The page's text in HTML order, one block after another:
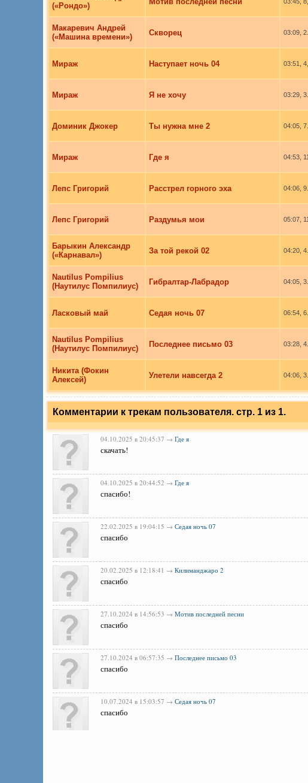
(«Рондо»)
Макаревич Андрей
(«Машина времени»)
Скворец 03:09,
Мираж Наступает ночь 04 03:51,
Мираж Я не хочу 03:29,
Доминик Джокер Ты нужна мне 2 04:05,
Мираж Где я 04:53,
Лепс Григорий Расстрел горного эха 04:06,
Лепс Григорий Раздумья мои 05:07,
Барыкин Александр
(«Карнавал»)
За той рекой 02 04:20,
Nautilus Pompilius
(Наутилус Помпилиус)
Гибралтар-Лабрадор 04:05,
Ласковый май Седая ночь 07 06:54,
Nautilus Pompilius
(Наутилус Помпилиус)
Последнее письмо 03 03:28,
Никита (Фокин
Алексей)
Улетели навсегда 2 04:06,
Комментарии к трекам пользователя. стр. 1 из 1.
04.10.2025 в 20:45:37 → Где я
скачать!
04.10.2025 в 20:44:52 → Где я
спасибо!
22.02.2025 в 19:04:15 → Седая ночь 07
спасибо
20.02.2025 в 12:18:41 → Килиманджаро 2
спасибо
27.10.2024 в 14:56:53 → Мотив последней песни
спасибо
27.10.2024 в 06:57:35 → Последнее письмо 03
спасибо
10.07.2024 в 15:03:57 → Седая ночь 07
спасибо